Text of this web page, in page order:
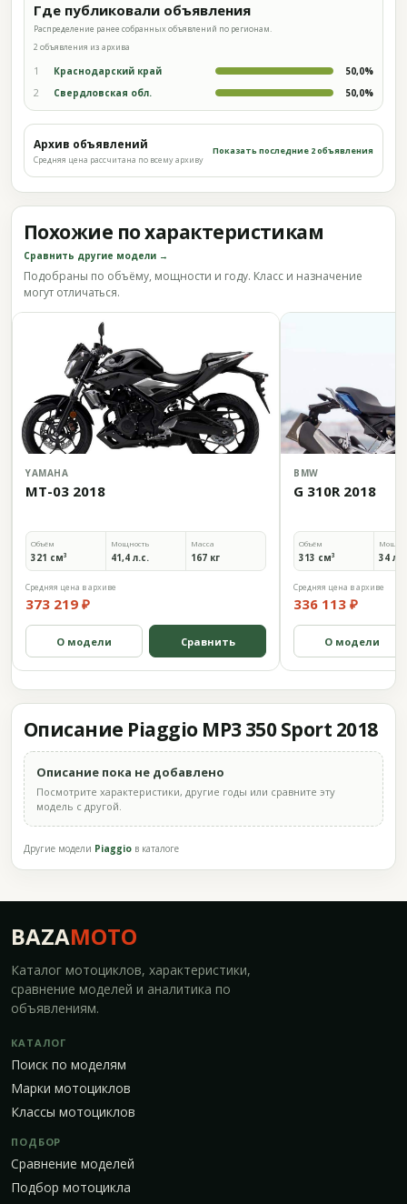
Где публиковали объявления
Распределение ранее собранных объявлений по регионам.
2 объявления из архива
1 Краснодарский край 50,0%
2 Свердловская обл. 50,0%
Архив объявлений
Средняя цена рассчитана по всему архиву
Показать последние 2 объявления
Похожие по характеристикам
Сравнить другие модели →
Подобраны по объёму, мощности и году. Класс и назначение
могут отличаться.
YAMAHA
MT-03 2018
Объём
321 см³
Мощность
41,4 л.с.
Масса
167 кг
Средняя цена в архиве
373 219 ₽
О модели Сравнить
BMW
G 310R 2018
Объём
313 см³ 34
Средняя цена в архиве
336 113 ₽
О модели
Описание Piaggio MP3 350 Sport 2018
Описание пока не добавлено
Посмотрите характеристики, другие годы или сравните эту
модель с другой.
Другие модели Piaggio в каталоге
BAZAMOTO
Каталог мотоциклов, характеристики,
сравнение моделей и аналитика по
объявлениям.
КАТАЛОГ
Поиск по моделям
Марки мотоциклов
Классы мотоциклов
ПОДБОР
Сравнение моделей
Подбор мотоцикла